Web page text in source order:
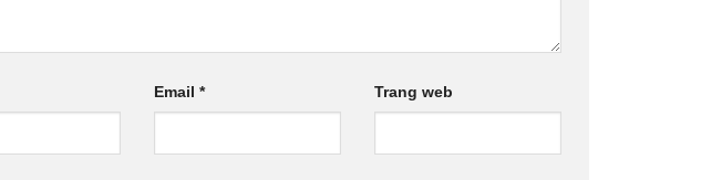
Email * Trang web